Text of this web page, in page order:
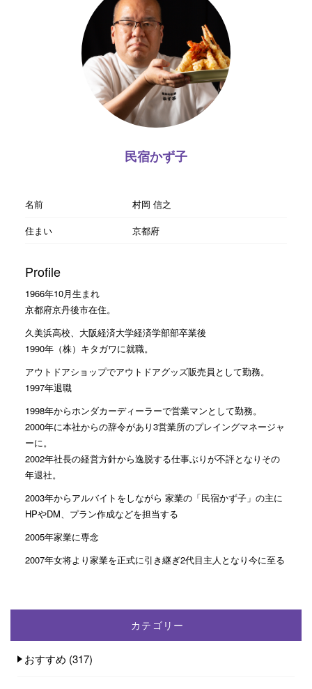
民宿かず子
名前
村岡 信之
住まい
京都府
Profile
1966年10月生まれ
京都府京丹後市在住。
久美浜高校、大阪経済大学経済学部部卒業後
1990年（株）キタガワに就職。
アウトドアショップでアウトドアグッズ販売員として勤務。
1997年退職
1998年からホンダカーディーラーで営業マンとして勤務。
2000年に本社からの辞令があり3営業所のプレイングマネージャ
ーに。
2002年社長の経営方針から逸脱する仕事ぶりが不評となりその
年退社。
2003年からアルバイトをしながら 家業の「民宿かず子」の主に
HPやDM、プラン作成などを担当する
2005年家業に専念
2007年女将より家業を正式に引き継ぎ2代目主人となり今に至る
カテゴリー
おすすめ (317)